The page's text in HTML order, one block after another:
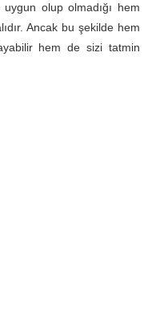
olup olmadığı hem
Ancak bu şekilde hem
hem de sizi tatmin